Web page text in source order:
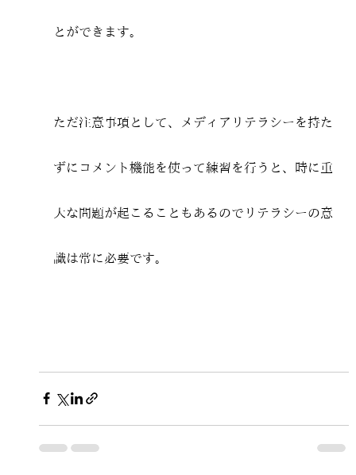
とができます。
ただ注意事項として、メディアリテラシーを持た
ずにコメント機能を使って練習を行うと、時に重
大な問題が起こることもあるのでリテラシーの意
識は常に必要です。